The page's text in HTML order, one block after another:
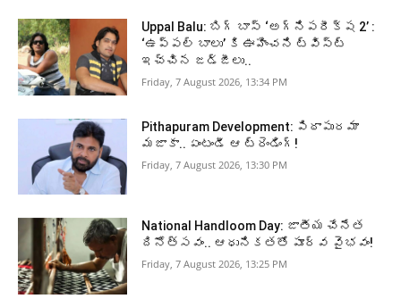
Uppal Balu: బిగ్ బాస్ ‘అగ్నిపరీక్ష 2’ :
‘ఉప్పల్ బాలు’ కి ఊహించని ట్విస్ట్
ఇచ్చిన జడ్జీలు..
Friday, 7 August 2026, 13:34 PM
Pithapuram Development: పిఠాపురమా
మజాకా.. ఏంటండీ ఆ ట్రెండింగ్!
Friday, 7 August 2026, 13:30 PM
National Handloom Day: జాతీయ చేనేత
దినోత్సవం.. ఆధునికతతో పూర్వ వైభవం!
Friday, 7 August 2026, 13:25 PM